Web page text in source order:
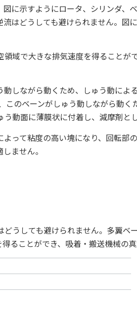
に示すようにロータ、シリンダ、
はどうしても避けられません。図
域で大きな排気速度を得ることが
しながら動くため、しゅう動によ
のベーンがしゅう動しながら動く
動面に薄膜状に付着し、減摩剤と
って粘度の高い塊になり、回転部
ません。
うしても避けられません。多翼ベ
ることができ、吸着・搬送機械の